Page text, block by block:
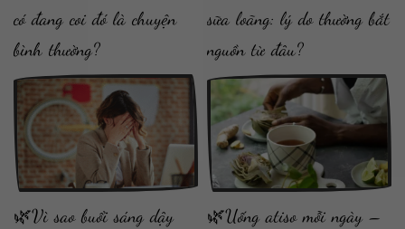
có đang coi đó là chuyện
bình thường?
sữa loãng: lý do thường bắt
nguồn từ đâu?
🌿Vì sao buổi sáng dậy
🌿Uống atiso mỗi ngày –